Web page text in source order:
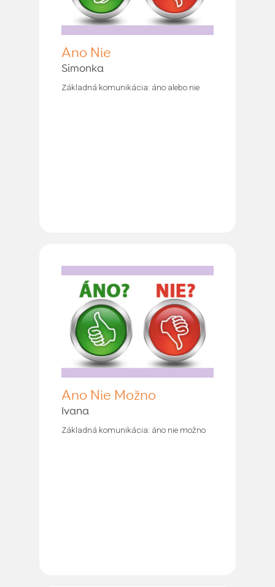
Áno Nie
Simonka
Základná komunikácia: áno alebo nie
Áno Nie Možno
Ivana
Základná komunikácia: áno nie možno